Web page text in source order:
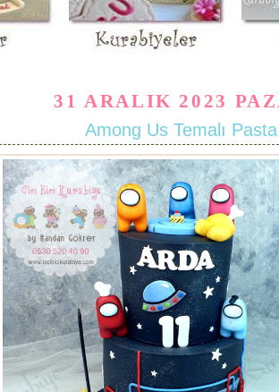
31 ARALIK 2023
Among Us Temalı Pasta